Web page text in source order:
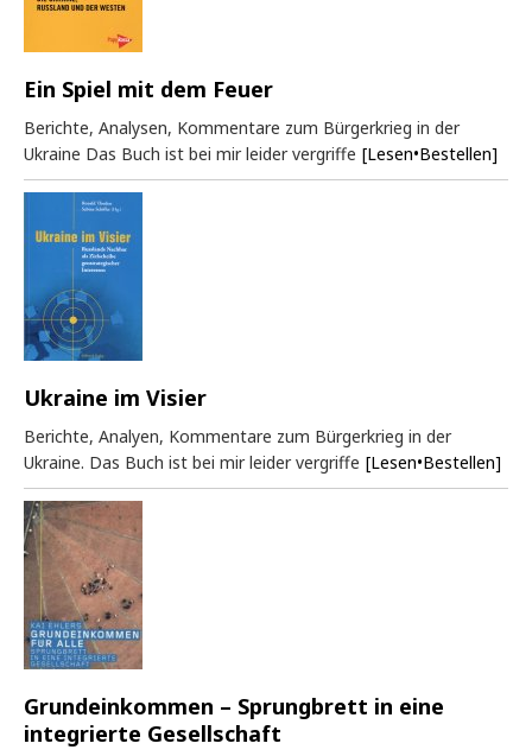
Ein Spiel mit dem Feuer
Berichte, Analysen, Kommentare zum Bürgerkrieg in der
Ukraine Das Buch ist bei mir leider vergriffe [Lesen•Bestellen]
Ukraine im Visier
Berichte, Analyen, Kommentare zum Bürgerkrieg in der
Ukraine. Das Buch ist bei mir leider vergriffe [Lesen•Bestellen]
Grundeinkommen – Sprungbrett in eine
integrierte Gesellschaft